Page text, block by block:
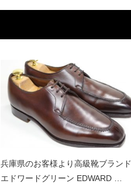
兵庫県のお客様より高級靴ブランド
エドワードグリーン EDWARD …